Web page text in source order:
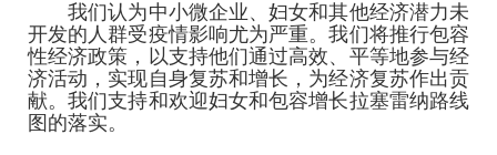
我们认为中小微企业、妇女和其他经济潜力未
开发的人群受疫情影响尤为严重。我们将推行包容
性经济政策，以支持他们通过高效、平等地参与经
济活动，实现自身复苏和增长，为经济复苏作出贡
献。我们支持和欢迎妇女和包容增长拉塞雷纳路线
图的落实。